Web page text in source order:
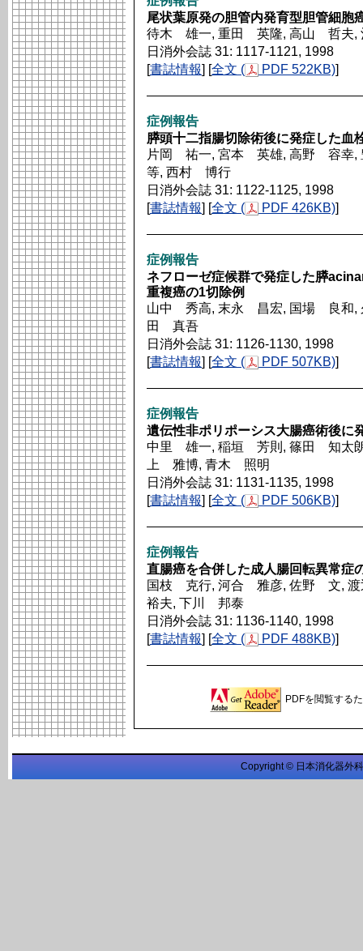
尾状葉原発の胆管内発育型胆管細胞
待木 雄一, 重田 英隆, 高山 哲夫
日消外会誌 31: 1117-1121, 1998
[書誌情報] [全文 ( PDF 522KB)]
症例報告
膵頭十二指腸切除術後に発症した血
片岡 祐一, 宮本 英雄, 高野 容
等, 西村 博行
日消外会誌 31: 1122-1125, 1998
[書誌情報] [全文 ( PDF 426KB)]
症例報告
ネフローゼ症候群で発症した膵
重複癌の1切除例
山中 秀高, 末永 昌宏, 国場 良和
田 真吾
日消外会誌 31: 1126-1130, 1998
[書誌情報] [全文 ( PDF 507KB)]
症例報告
遺伝性非ポリポーシス大腸癌術後に
中里 雄一, 稲垣 芳則, 篠田 知太
上 雅博, 青木 照明
日消外会誌 31: 1131-1135, 1998
[書誌情報] [全文 ( PDF 506KB)]
症例報告
直腸癌を合併した成人腸回転異常症
国枝 克行, 河合 雅彦, 佐野 文,
裕夫, 下川 邦泰
日消外会誌 31: 1136-1140, 1998
[書誌情報] [全文 ( PDF 488KB)]
PDFを閲覧する
Copyright © 日本消化器外